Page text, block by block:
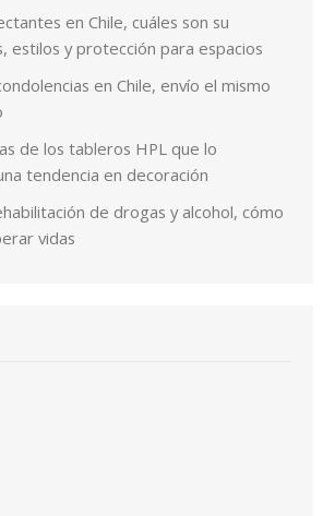
en Chile, cuáles son su
estilos y protección para espacios
en Chile, envío el mismo
de los tableros HPL que lo
tendencia en decoración
de drogas y alcohol, cómo
vidas